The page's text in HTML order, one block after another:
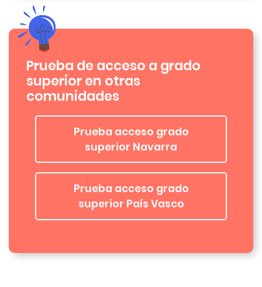
Prueba de acceso a grado
superior en otras
comunidades
Prueba acceso grado
superior Navarra
Prueba acceso grado
superior País Vasco